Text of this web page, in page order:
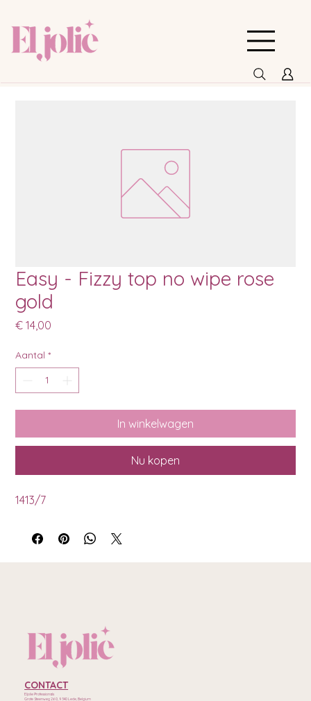
Easy - Fizzy top no wipe rose
gold
€ 14,00
Aantal *
In winkelwagen
Nu kopen
1413/7
CONTACT
Eljolie Professionals
Grote Steenweg 260, 9340 Lede, Belgium